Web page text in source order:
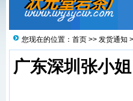
您现在的位置： 首页 >> 发货通知
广东深圳张小